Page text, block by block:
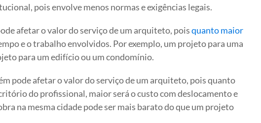
pois envolve menos normas e exigências legais.
afetar o valor do serviço de um arquiteto, poisquanto maior
e o trabalho envolvidos. Por exemplo, um projeto para uma
para um edifício ou um condomínio.
pode afetar o valor do serviço de um arquiteto, pois quanto
do profissional, maior será o custo com deslocamento e
na mesma cidade pode ser mais barato do que um projeto